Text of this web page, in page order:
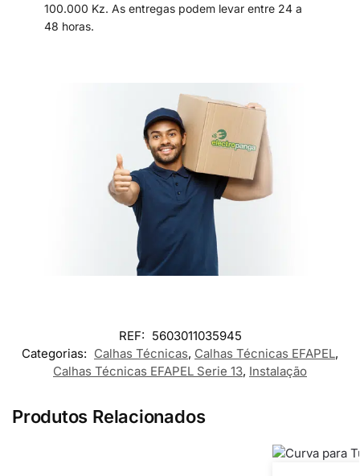
100.000 Kz. As entregas podem levar entre 24 a
48 horas.
REF: 5603011035945
Categorias: Calhas Técnicas, Calhas Técnicas EFAPEL,
Calhas Técnicas EFAPEL Serie 13, Instalação
Produtos Relacionados